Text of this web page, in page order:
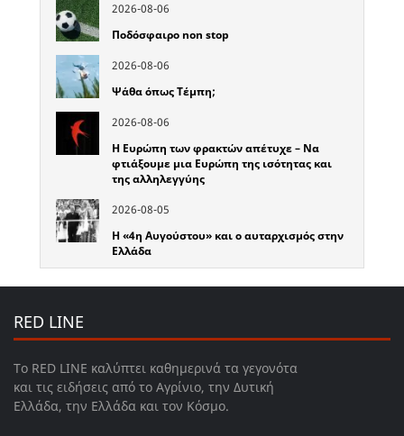
2026-08-06
Ποδόσφαιρο non stop
2026-08-06
Ψάθα όπως Τέμπη;
2026-08-06
Η Ευρώπη των φρακτών απέτυχε – Να
φτιάξουμε μια Ευρώπη της ισότητας και
της αλληλεγγύης
2026-08-05
Η «4η Αυγούστου» και ο αυταρχισμός στην
Ελλάδα
RED LINE
Το RED LINE καλύπτει καθημερινά τα γεγονότα
και τις ειδήσεις από το Αγρίνιο, την Δυτική
Ελλάδα, την Ελλάδα και τον Κόσμο.